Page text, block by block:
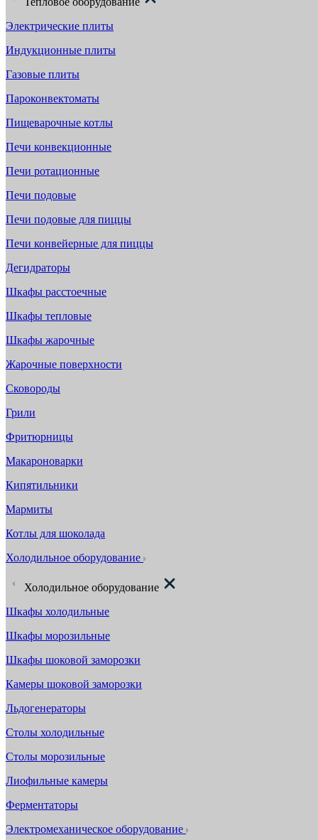
Электрические плиты
Индукционные плиты
Газовые плиты
Пароконвектоматы
Пищеварочные котлы
Печи конвекционные
Печи ротационные
Печи подовые
Печи подовые для пиццы
Печи конвейерные для пиццы
Дегидраторы
Шкафы расстоечные
Шкафы тепловые
Шкафы жарочные
Жарочные поверхности
Сковороды
Грили
Фритюрницы
Макароноварки
Кипятильники
Мармиты
Котлы для шоколада
Холодильное оборудование
Холодильное оборудование
Шкафы холодильные
Шкафы морозильные
Шкафы шоковой заморозки
Камеры шоковой заморозки
Льдогенераторы
Столы холодильные
Столы морозильные
Лиофильные камеры
Ферментаторы
Электромеханическое оборудование